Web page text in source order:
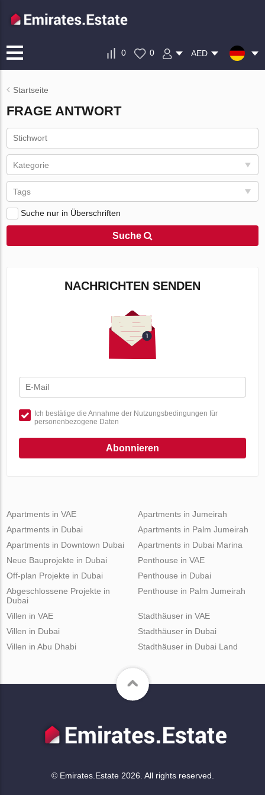
0 0 AED
Startseite
FRAGE ANTWORT
Kategorie
Tags
Suche
Suche nur in Überschriften
NACHRICHTEN SENDEN
Ich bestätige die Annahme der Nutzungsbedingungen für
personenbezogene Daten
Abonnieren
Apartments in VAE
Apartments in Dubai
Apartments in Downtown Dubai
Apartments in Jumeirah
Apartments in Palm Jumeirah
Apartments in Dubai Marina
Neue Bauprojekte in Dubai
Off-plan Projekte in Dubai
Abgeschlossene Projekte in
Dubai
Penthouse in VAE
Penthouse in Dubai
Penthouse in Palm Jumeirah
Villen in VAE
Villen in Dubai
Villen in Abu Dhabi
Stadthäuser in VAE
Stadthäuser in Dubai
Stadthäuser in Dubai Land
© Emirates.Estate 2026. All rights reserved.